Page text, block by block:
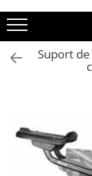
ECHIPAMENTE
Echipament
Camasi
Ochelari
Pantaloni
Suport